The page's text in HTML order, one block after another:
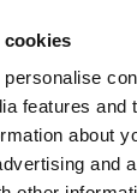
cookies
features and
about
and
Takket
sig,
i Aidon